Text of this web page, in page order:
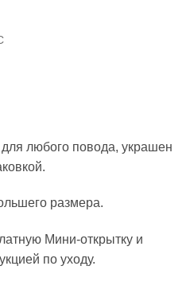
любого повода, украшен
размера.
Мини-открытку и
по уходу.